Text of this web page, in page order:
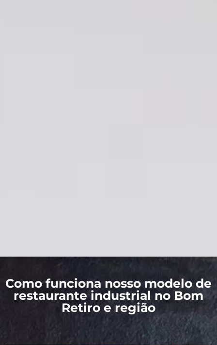
Como funciona nosso modelo de
restaurante industrial no Bom
Retiro e região